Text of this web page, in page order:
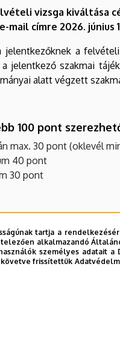
vizsga kiváltása
e-mail címre 2026. június
jelentkezőknek a
jelentkező szakmai
alatt végzett
100 pont
max. 30 pont (oklevél
40 pont
30 pont
pont: 10 pont –
komplex: 10 pont
(B2) komplex: 5 pont
komplex: 5 pont
(C1) komplex: 10 pont
pont
idén
és a jelentkezést
tartja a
alkalmazandó
személyes adatait
követve frissítettük